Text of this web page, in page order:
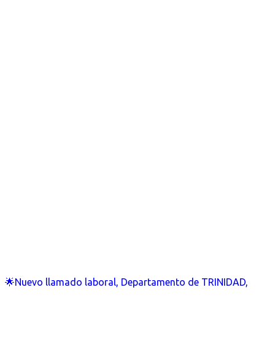
🌟Nuevo llamado laboral, Departamento de TRINIDAD,